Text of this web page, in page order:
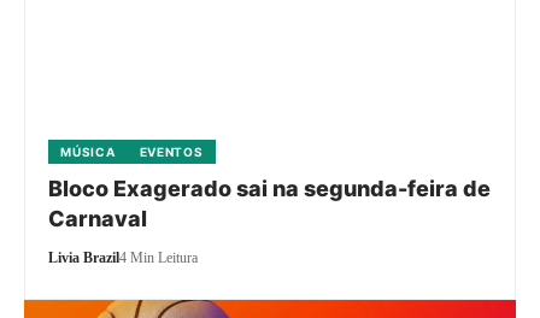
MÚSICA EVENTOS
Bloco Exagerado sai na segunda-feira de
Carnaval
Livia Brazil4 Min Leitura